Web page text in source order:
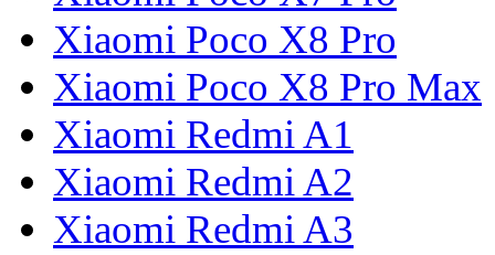
Xiaomi Poco X8 Pro
Xiaomi Poco X8 Pro Max
Xiaomi Redmi A1
Xiaomi Redmi A2
Xiaomi Redmi A3